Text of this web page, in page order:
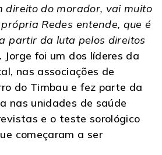
direito do morador, vai muito
Redes entende, que é
partir da luta pelos direitos
Jorge foi um dos líderes da
nas associações de
do Timbau e fez parte da
nas unidades de saúde
e o teste sorológico
começaram a ser